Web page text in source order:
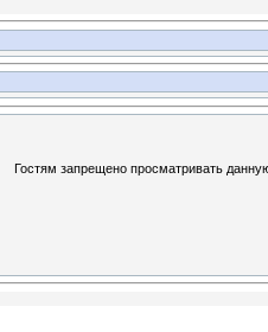
Гостям запрещено просматривать